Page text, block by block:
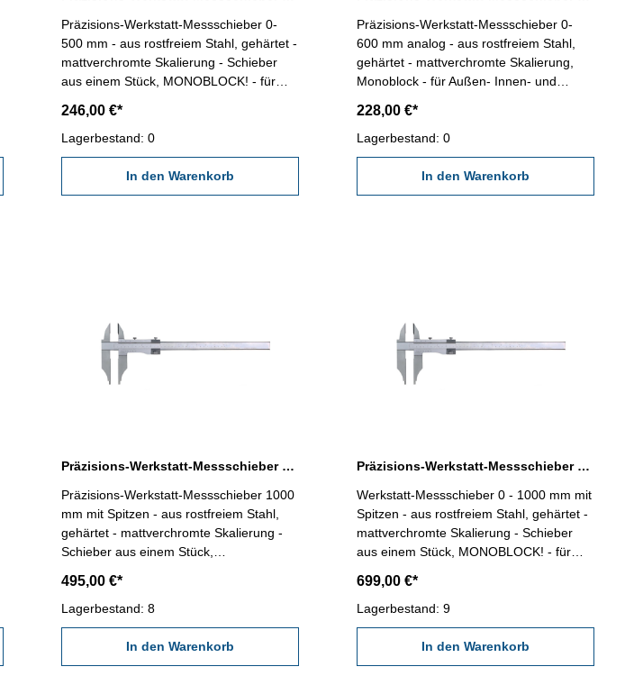
Präzisions-Werkstatt-Messschieber 0-
500 mm - aus rostfreiem Stahl, gehärtet -
mattverchromte Skalierung - Schieber
aus einem Stück, MONOBLOCK! - für
Feineinstellung - Genauigkeit nach
Werksnorm - Ablesung 0,05 mm / 1/128"
- Lieferung im Behältnis/Kasten (dient nur
zum Transport!) Schnabellänge 250 mm
Messbereich 500 mm / 20"
246,00 €*
Lagerbestand: 0
In den Warenkorb
Präzisions-Werkstatt-Messschieber 0-
600 mm analog - aus rostfreiem Stahl,
gehärtet - mattverchromte Skalierung,
Monoblock - für Außen- Innen- und
Genauigkeit nach DIN 862 - Ablesung
0,02 mm / 1/1000" - Lieferung im
Behältnis/Kasten (dient nur zum
Transport!) Schnabellänge 150 mm
Messbereich 600 mm / 24"
228,00 €*
Lagerbestand: 0
In den Warenkorb
Präzisions-Werkstatt-Messschieber 1000 x 200 mm mit Spitzen DIN 862
Präzisions-Werkstatt-Messschieber 1000
mm mit Spitzen - aus rostfreiem Stahl,
gehärtet - mattverchromte Skalierung -
Schieber aus einem Stück,
Stufenmessung - mit Feineinstellung -
Genauigkeit nach DIN 862 - Ablesung
0,05 mm / 1/128" - Lieferung im
Behältnis/Kasten (dient nur zum
Transport!) Schnabellänge 200 mm
495,00 €*
Lagerbestand: 8
In den Warenkorb
Präzisions-Werkstatt-Messschieber 1000 x 300 mm mit Spitzen Werksnorm
Werkstatt-Messschieber 0 - 1000 mm mit
Spitzen - aus rostfreiem Stahl, gehärtet -
mattverchromte Skalierung - Schieber
aus einem Stück, MONOBLOCK! - für
Feineinstellung - Genauigkeit nach
Werksnorm - Ablesung 0,05 mm / 1/128"
- Lieferung im Behältnis/Kasten (dient nur
zum Transport!) Schnabellänge 300 mm
Messbereich 1000 mm / 40"
699,00 €*
Lagerbestand: 9
In den Warenkorb